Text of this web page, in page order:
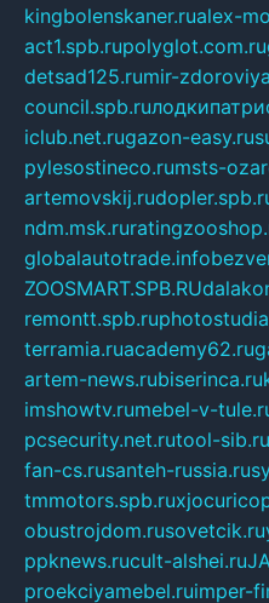
kingbolenskaner.rualex-
act1.spb.rupolyglot.com.ru
detsad125.rumir-
council.spb.ru
iclub.net.rugazon-easy.ru
pylesostineco.rumsts-
artemovskij.ru
ndm.msk.ru
globalautotrade.info
ZOOSMART.SPB.RU
remontt.spb.ru
terramia.ruacademy62.ru
artem-news.rubiserinca.ru
imshowtv.rumebel-v-
pcsecurity.net.rutool-sib.ru
fan-cs.rusanteh-russia.ru
tmmotors.spb.ru
obustrojdom.rusovetcik.ru
ppknews.rucult-alshei.ru
proekciyamebel.ruimper-